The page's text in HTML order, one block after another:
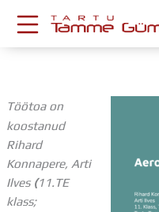
content
Drive
Tamme TV
Tamme Leht
Kooliraadio
Töötoa on
koostanud
Rihard
Konnapere, Arti
Ilves (11.TE
klass;